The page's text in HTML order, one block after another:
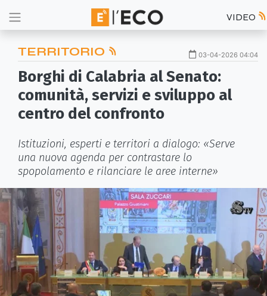
VIDEO
TERRITORIO 03-04-2026 04:04
Borghi di Calabria al Senato:
comunità, servizi e sviluppo al
centro del confronto
Istituzioni, esperti e territori a dialogo: «Serve
una nuova agenda per contrastare lo
spopolamento e rilanciare le aree interne»